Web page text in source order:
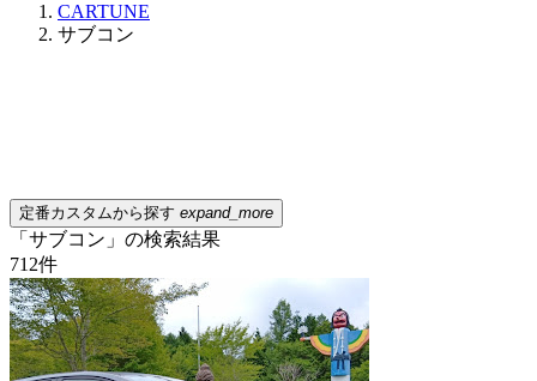
CARTUNE
サブコン
定番カスタムから探す expand_more
「サブコン」の検索結果
712件